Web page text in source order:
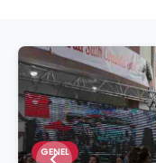
GENEL